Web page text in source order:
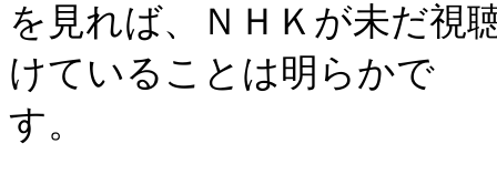
を見れば、ＮＨＫが未だ視
けていることは明らかで
す。